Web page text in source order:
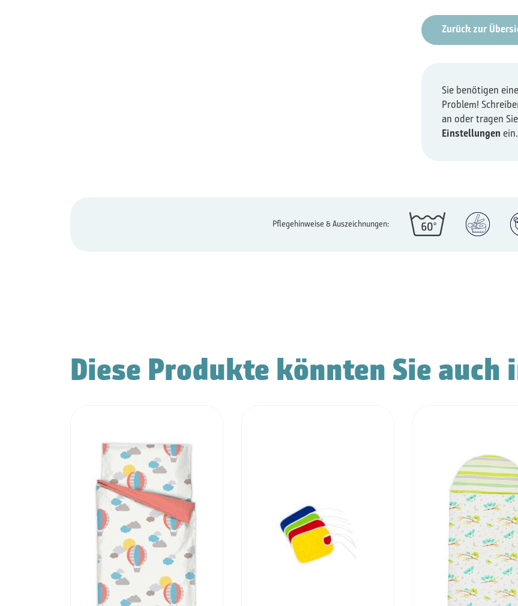
Zurück zur
Sie benötigen
Problem!
an oder tragen
Einstellungen ein.
Pflegehinweise & Auszeichnungen:
Diese Produkte könnten Sie auch